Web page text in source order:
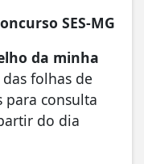
SES-MG
da minha
folhas de
para consulta
do dia